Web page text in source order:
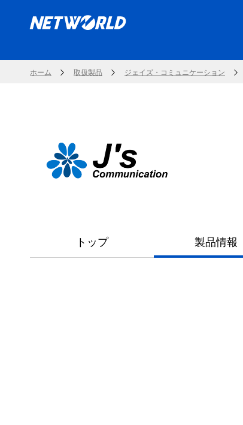
ホーム 取扱製品 ジェイズ・コミュニケーション
トップ 製品情報